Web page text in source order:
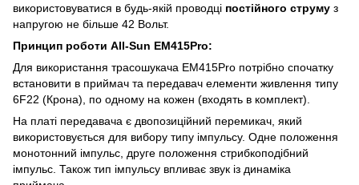
використовуватися в будь-якій проводці постійного струму з
напругою не більше 42 Вольт.
Принцип роботи All-Sun EM415Pro:
Для використання трасошукача EM415Pro потрібно спочатку
встановити в приймач та передавач елементи живлення типу
6F22 (Крона), по одному на кожен (входять в комплект).
На платі передавача є двопозиційний перемикач, який
використовується для вибору типу імпульсу. Одне положення
монотонний імпульс, друге положення стрибкоподібний
імпульс. Також тип імпульсу впливає звук із динаміка